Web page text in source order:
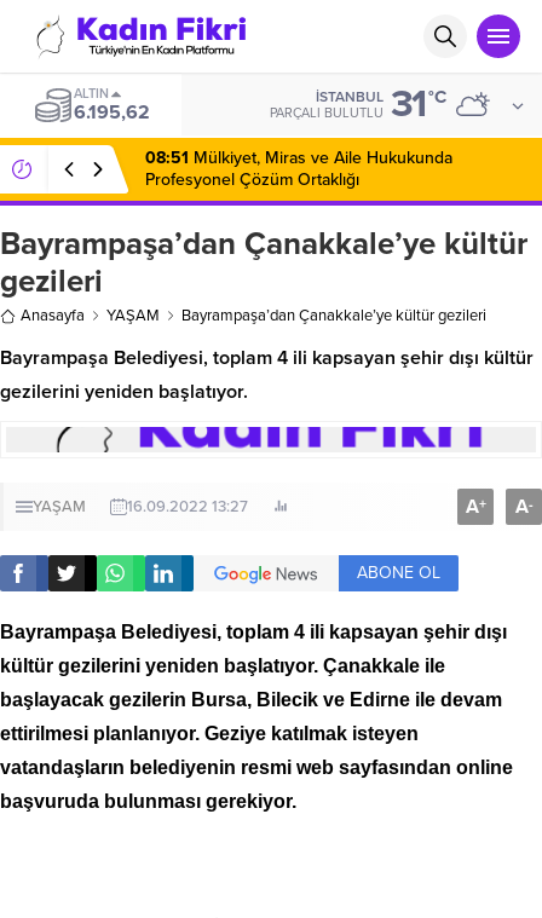
ALTIN
6.195,62
İSTANBUL
PARÇALI BULUTLU 31°C
08:51 Mülkiyet, Miras ve Aile Hukukunda
Profesyonel Çözüm Ortaklığı
Bayrampaşa’dan Çanakkale’ye kültür
gezileri
Anasayfa YAŞAM Bayrampaşa’dan Çanakkale’ye kültür gezileri
Bayrampaşa Belediyesi, toplam 4 ili kapsayan şehir dışı kültür
gezilerini yeniden başlatıyor.
YAŞAM 16.09.2022 13:27 A+ A-
ABONE OL
Bayrampaşa Belediyesi, toplam 4 ili kapsayan şehir dışı
kültür gezilerini yeniden başlatıyor. Çanakkale ile
başlayacak gezilerin Bursa, Bilecik ve Edirne ile devam
ettirilmesi planlanıyor. Geziye katılmak isteyen
vatandaşların belediyenin resmi web sayfasından online
başvuruda bulunması gerekiyor.